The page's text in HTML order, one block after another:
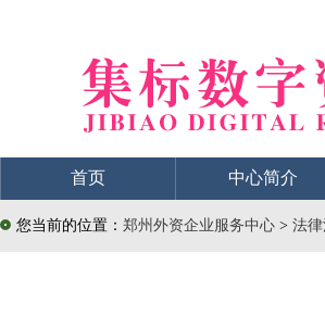
首页 中心简介
您当前的位置： 郑州外资企业服务中心 > 法